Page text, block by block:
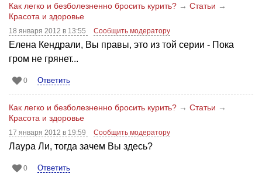
Как легко и безболезненно бросить курить? → Статьи →
Красота и здоровье
18 января 2012 в 13:55 Сообщить модератору
Елена Кендрали, Вы правы, это из той серии - Пока
гром не грянет...
0 Ответить
Как легко и безболезненно бросить курить? → Статьи →
Красота и здоровье
17 января 2012 в 19:59 Сообщить модератору
Лаура Ли, тогда зачем Вы здесь?
0 Ответить